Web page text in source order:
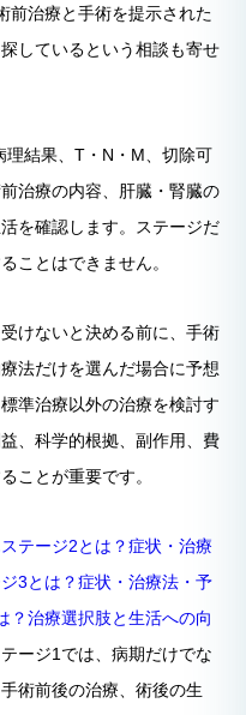
前治療と手術を提示された
しているという相談も寄せ
結果、T・N・M、切除可
治療の内容、肝臓・腎臓の
を確認します。ステージだ
ことはできません。
けないと決める前に、手術
法だけを選んだ場合に予想
準治療以外の治療を検討す
、科学的根拠、副作用、費
ことが重要です。
テージ2とは？症状・治療
3とは？症状・治療法・予
？治療選択肢と生活への向
ージ1では、病期だけでな
術前後の治療、術後の生